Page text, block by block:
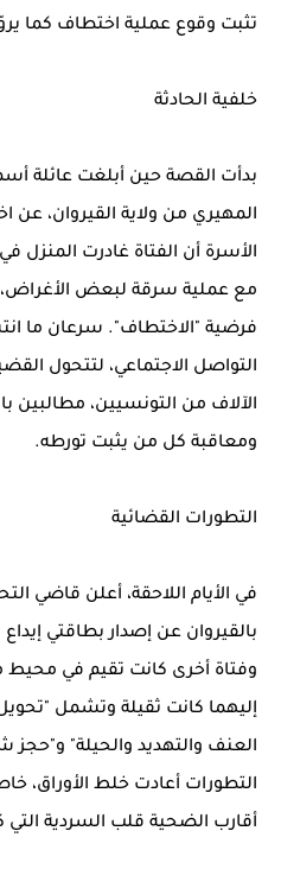
تثبت وقوع عملية اختطاف كما
خلفية الحادثة
بدأت القصة حين أبلغت عائلة
المهيري من ولاية القيروان، عن
الأسرة أن الفتاة غادرت
مع عملية سرقة لبعض الأغراض،
فرضية "الاختطاف". سرعان ما
التواصل الاجتماعي، لتتحول
الآلاف من التونسيين، مطالبين
ومعاقبة كل من يثبت تورطه.
التطورات القضائية
في الأيام اللاحقة، أعلن قاضي
بالقيروان عن إصدار بطاقتي
وفتاة أخرى كانت تقيم في محيط
إليهما كانت ثقيلة وتشمل
العنف والتهديد والحيلة"
التطورات أعادت خلط
أقارب الضحية قلب السردية التي